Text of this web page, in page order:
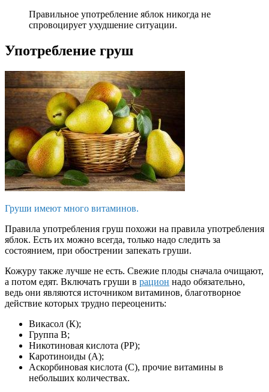
Правильное употребление яблок никогда не
спровоцирует ухудшение ситуации.
Употребление груш
Груши имеют много витаминов.
Правила употребления груш похожи на правила употребления
яблок. Есть их можно всегда, только надо следить за
состоянием, при обострении запекать груши.
Кожуру также лучше не есть. Свежие плоды сначала очищают,
а потом едят. Включать груши в рацион надо обязательно,
ведь они являются источником витаминов, благотворное
действие которых трудно переоценить:
Викасол (К);
Группа В;
Никотиновая кислота (РР);
Каротиноиды (А);
Аскорбиновая кислота (С), прочие витамины в
небольших количествах.